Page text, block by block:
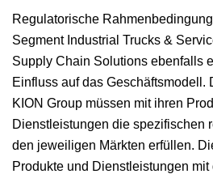
Regulatorische
Segment Industrial Trucks &
Supply Chain Solutions ebenfalls
Einfluss auf das Geschäftsmodell.
KION Group müssen mit ihren
Dienstleistungen die spezifischen
den jeweiligen Märkten erfüllen.
Produkte und Dienstleistungen